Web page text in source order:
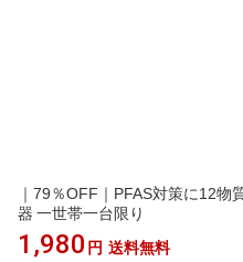
｜79％OFF｜PFAS対策に12
器 一世帯一台限り
1,980 円 送料無料